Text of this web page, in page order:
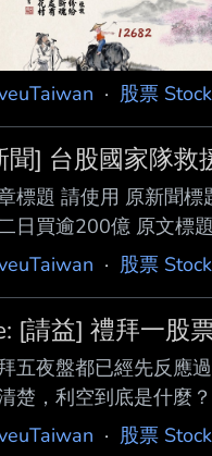
· 股票 Stock
聞] 台股國家隊救
標題 請使用 原新聞
日買逾200億 原文標
公股行庫連二日買
2026/06/06 00:49:44
· 股票 Stock
[請益] 禮拜一股
五夜盤都已經先反應
楚，利空到底是什麼
外，不是已知資訊 再
· 股票 Stock